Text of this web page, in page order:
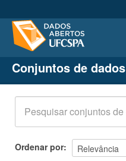
Conjuntos de dados
Organizações
Grupos
Sobre
Conjuntos de dados
Ordenar por